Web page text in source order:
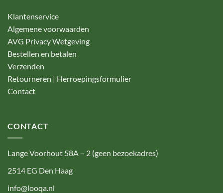
Klantenservice
Algemene voorwaarden
AVG Privacy Wetgeving
Bestellen en betalen
Verzenden
Retourneren | Herroepingsformulier
Contact
CONTACT
Lange Voorhout 58A – 2 (geen bezoekadres)
2514 EG Den Haag
info@looqa.nl